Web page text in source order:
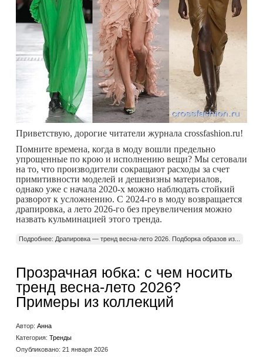
Приветствую, дорогие читатели журнала crossfashion.ru!
Помните времена, когда в моду вошли предельно
упрощенные по крою и исполнению вещи? Мы сетовали
на то, что производители сокращают расходы за счет
примитивности моделей и дешевизны материалов,
однако уже с начала 2020-х можно наблюдать стойкий
разворот к усложнению. С 2024-го в моду возвращается
драпировка, а лето 2026-го без преувеличения можно
назвать кульминацией этого тренда.
Подробнее: Драпировка — тренд весна-лето 2026. Подборка образов из...
Прозрачная юбка: с чем носить
тренд весна-лето 2026?
Примеры из коллекций
Автор: Анна
Категория: Тренды
Опубликовано: 21 января 2026